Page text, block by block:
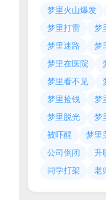
梦里火山爆发
梦里打雷
梦
梦里迷路
梦
梦里在医院
梦里看不见
梦里捡钱
梦
梦里脱光
梦
被吓醒
梦里
公司倒闭
升
同学打架
老